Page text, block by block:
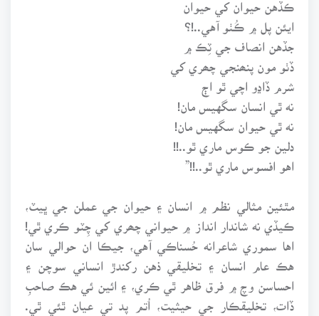
ڪڏهن حيوان کي حيوان
ايئن پل ۾ ڪُٺو آهي..!؟
جڏهن انصاف جي ٽِڪ ۾
ڏٺو مون پنھنجي چھري کي
شرم ڏاڍو اچي ٿو اڄ
نه ٿي انسان سگهيس مان!
نه ٿي حيوان سگهيس مان!
دلين جو ڪوس ماري ٿو..!!
اهو افسوس ماري ٿو..!!”
مٿئين مثالي نظم ۾ انسان ۽ حيوان جي عملن جي ڀيٽ،
ڪيڏي نه شاندار انداز ۾ حيواني چھري کي چِٽو ڪري ٿي!
اها سموري شاعرانه حُسناڪي آهي، جيڪا ان حوالي سان
هڪ عام انسان ۽ تخليقي ذهن رکندڙ انساني سوچن ۽
احساسن وچ ۾ فرق ظاهر ٿي ڪري، ۽ ائين ئي هڪ صاحبِ
ڏات، تخليقڪار جي حيثيت، اُتم پد تي عيان ٿئي ٿي.